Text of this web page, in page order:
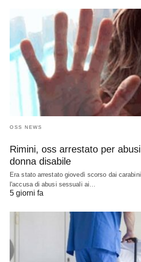
OSS NEWS
Rimini, oss arrestato per
donna disabile
Era stato arrestato giovedì scorso dai
l'accusa di abusi sessuali ai…
5 giorni fa